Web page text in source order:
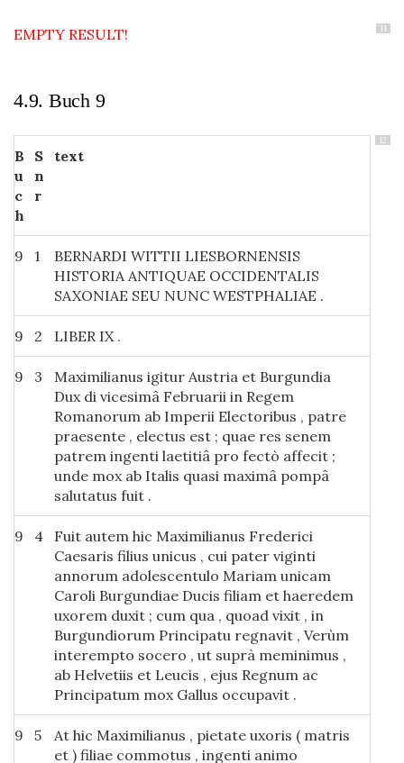
11
EMPTY RESULT!
4.9. Buch 9
12
B
u
c
h
S
n
r
text
9 1
BERNARDI WITTII LIESBORNENSIS
HISTORIA ANTIQUAE OCCIDENTALIS
SAXONIAE SEU NUNC WESTPHALIAE .
9 2 LIBER IX .
9 3
Maximilianus igitur Austria et Burgundia
Dux di vicesimâ Februarii in Regem
Romanorum ab Imperii Electoribus , patre
praesente , electus est ; quae res senem
patrem ingenti laetitiâ pro fectò affecit ;
unde mox ab Italis quasi maximâ pompâ
salutatus fuit .
9 4
Fuit autem hic Maximilianus Frederici
Caesaris filius unicus , cui pater viginti
annorum adolescentulo Mariam unicam
Caroli Burgundiae Ducis filiam et haeredem
uxorem duxit ; cum qua , quoad vixit , in
Burgundiorum Principatu regnavit , Verùm
interempto socero , ut suprà meminimus ,
ab Helvetiis et Leucis , ejus Regnum ac
Principatum mox Gallus occupavit .
9 5
At hic Maximilianus , pietate uxoris ( matris
et ) filiae commotus , ingenti animo